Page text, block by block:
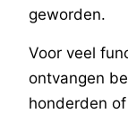
geworden.
Voor veel
ontvangen
honderden